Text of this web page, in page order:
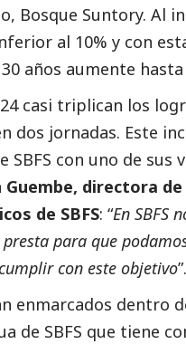
Bosque Suntory. Al
al 10% y con
años aumente hasta
casi triplican los
dos jornadas. Este
con uno de sus
Guembe, directora
de SBFS: “En SBFS
para que
con este objetivo”.
enmarcados dentro
de SBFS que tiene